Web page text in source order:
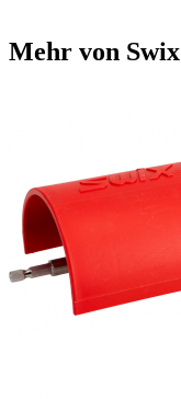
Mehr von Swix